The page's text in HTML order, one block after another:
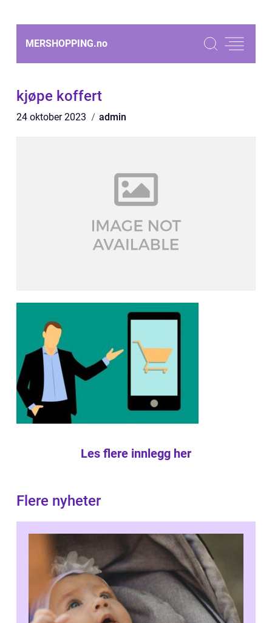
MERSHOPPING.no
kjøpe koffert
24 oktober 2023 admin
Les flere innlegg her
Flere nyheter